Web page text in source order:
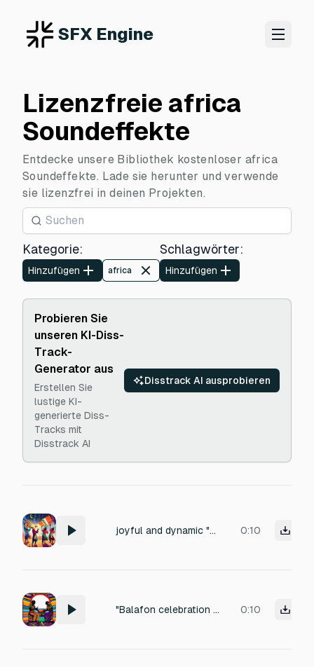
SFX Engine
Lizenzfreie africa
Soundeffekte
Entdecke unsere Bibliothek kostenloser africa
Soundeffekte. Lade sie herunter und verwende
sie lizenzfrei in deinen Projekten.
Kategorie:
Hinzufügen africa
Schlagwörter:
Hinzufügen
Probieren Sie
unseren KI-Diss-
Track-
Generator aus
Erstellen Sie
lustige KI-
generierte Diss-
Tracks mit
Disstrack AI
Disstrack AI ausprobieren
joyful and dynamic "Balafon celebration jingle, short cheerful melody, African style". "Djembe hit with kalimba sparkle, achievement unlocked sound" 0:10
"Balafon celebration jingle, short cheerful melody, African style". "Djembe hit with kalimba sparkle, achievement unlocked sound" 0:10